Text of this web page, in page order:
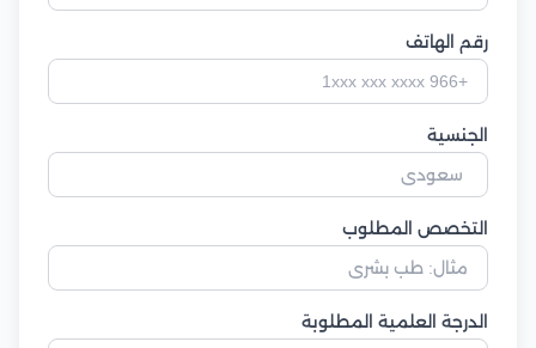
رقم الهاتف
الجنسية
التخصص المطلوب
الدرجة العلمية المطلوبة